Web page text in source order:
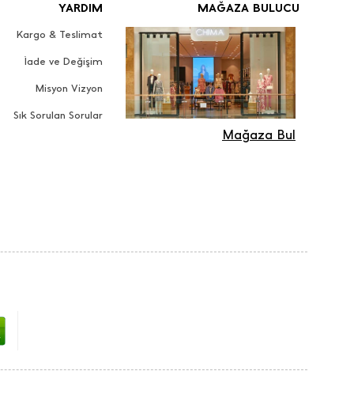
YARDIM
Kargo & Teslimat
İade ve Değişim
Misyon Vizyon
Sık Sorulan Sorular
MAĞAZA BULUCU
Mağaza Bul